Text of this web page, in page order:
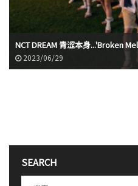
本身...'Broken Melodies' MV预告公开
SEARCH